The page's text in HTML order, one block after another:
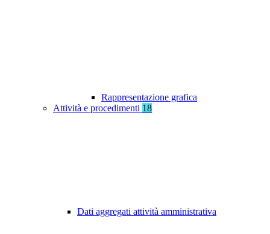
Rappresentazione grafica
Attività e procedimenti 18
Dati aggregati attività amministrativa